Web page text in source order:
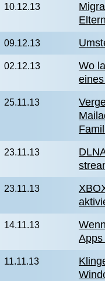
10.12.13
09.12.13
02.12.13
Wo
25.11.13
23.11.13
23.11.13
14.11.13
11.11.13